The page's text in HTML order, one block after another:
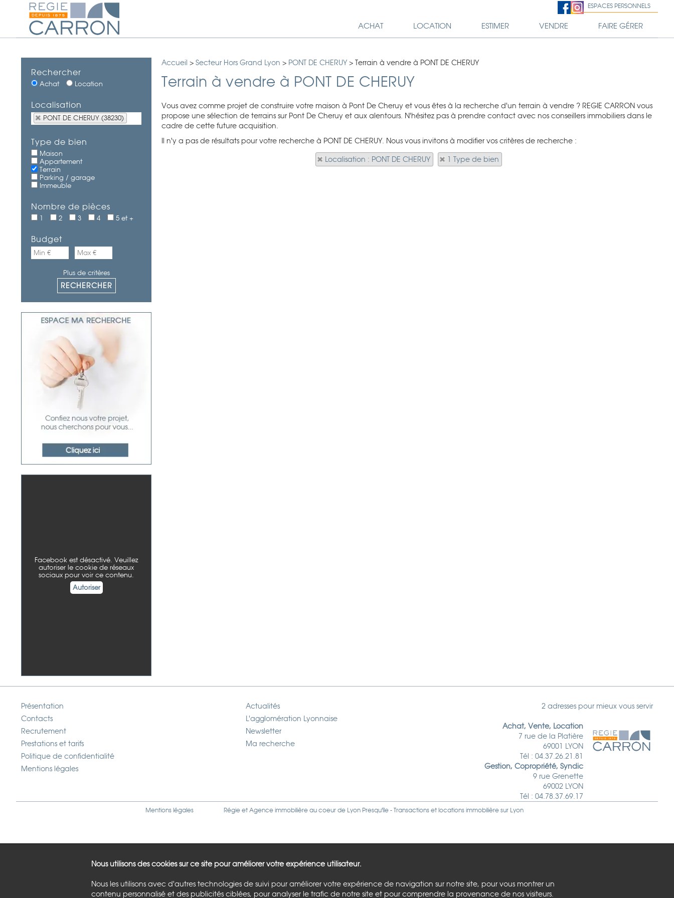
ESPACES PERSONNELS
ACHAT LOCATION ESTIMER VENDRE FAIRE GÉRER
Rechercher
Achat Location
Localisation
PONT DE CHERUY (38230)
Type de bien
Maison
Appartement
Terrain
Parking / garage
Immeuble
Nombre de pièces
1 2 3 4 5 et +
Budget
Plus de critères
Facebook est désactivé. Veuillez
autoriser le cookie de réseaux
sociaux pour voir ce contenu.
Autoriser
Accueil > Secteur Hors Grand Lyon > PONT DE CHERUY > Terrain à vendre à PONT DE CHERUY
Terrain à vendre à PONT DE CHERUY
Vous avez comme projet de construire votre maison à Pont De Cheruy et vous êtes à la recherche d'un terrain à vendre ? REGIE CARRON vous
propose une sélection de terrains sur Pont De Cheruy et aux alentours. N'hésitez pas à prendre contact avec nos conseillers immobiliers dans le
cadre de cette future acquisition.
Il n'y a pas de résultats pour votre recherche à PONT DE CHERUY. Nous vous invitons à modifier vos critères de recherche :
Localisation : PONT DE CHERUY 1 Type de bien
Présentation
Contacts
Recrutement
Prestations et tarifs
Politique de confidentialité
Mentions légales
Actualités
L'agglomération Lyonnaise
Newsletter
Ma recherche
2 adresses pour mieux vous servir
Achat, Vente, Location
7 rue de la Platière
69001 LYON
Tél : 04.37.26.21.81
Gestion, Copropriété, Syndic
9 rue Grenette
69002 LYON
Tél : 04.78.37.69.17
Mentions légales Régie et Agence immobilière au coeur de Lyon Presqu'île - Transactions et locations immobilière sur Lyon
Nous utilisons des cookies sur ce site pour améliorer votre expérience utilisateur.
Nous les utilisons avec d'autres technologies de suivi pour améliorer votre expérience de navigation sur notre site, pour vous montrer un
contenu personnalisé et des publicités ciblées, pour analyser le trafic de notre site et pour comprendre la provenance de nos visiteurs.